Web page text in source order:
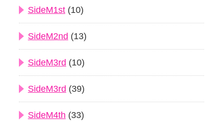
SideM1st (10)
SideM2nd (13)
SideM3rd (10)
SideM3rd (39)
SideM4th (33)